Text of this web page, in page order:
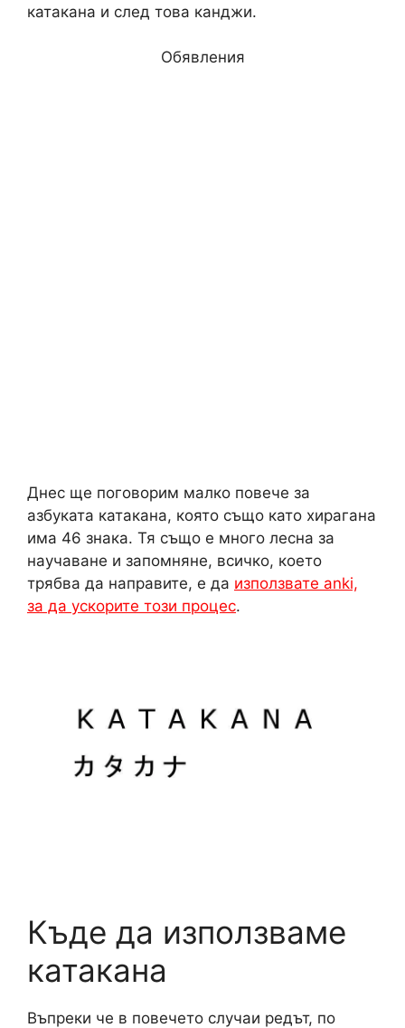
A r r o i
катакана и след това канджи.
Обявления
Днес ще поговорим малко повече за
азбуката катакана, която също като хирагана
има 46 знака. Тя също е много лесна за
научаване и запомняне, всичко, което
трябва да направите, е да използвате anki,
за да ускорите този процес.
Къде да използваме
катакана
Въпреки че в повечето случаи редът, по